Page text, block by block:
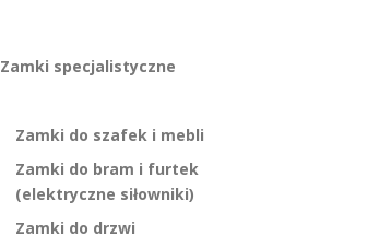
Zamki specjalistyczne
Zamki do szafek i mebli
Zamki do bram i furtek
(elektryczne siłowniki)
Zamki do drzwi